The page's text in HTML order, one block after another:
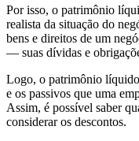
Por isso, o patrimônio
realista da situação do
bens e direitos de um
— suas dívidas e
Logo, o patrimônio
e os passivos que uma
Assim, é possível saber
considerar os descontos.